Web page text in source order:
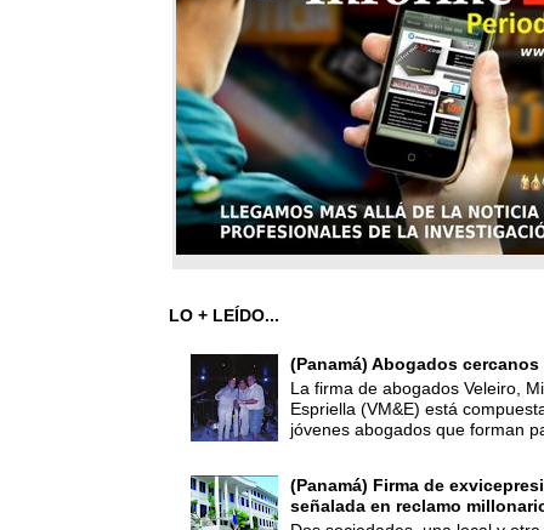
LO + LEÍDO...
(Panamá) Abogados
La firma de abogados Veleiro,
Espriella (VM&E) está
jóvenes abogados que forman
(Panamá) Firma de
señalada en reclamo